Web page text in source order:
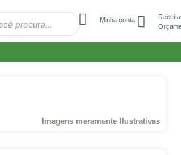
Minha conta
Imagens meramente Ilustrativas